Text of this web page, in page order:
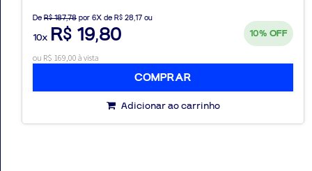
De R$ 187,78 por 6X de R$ 28,17 ou
10x R$ 19,80 10% OFF
ou R$ 169,00 à vista
COMPRAR
Adicionar ao carrinho